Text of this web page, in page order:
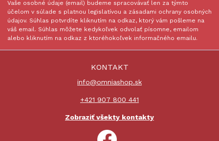
Vaše osobné údaje (email) budeme spracovávať len za týmto
účelom v súlade s platnou legislatívou a zásadami ochrany osobných
údajov. Súhlas potvrdíte kliknutím na odkaz, ktorý vám pošleme na
váš email. Súhlas môžete kedykoľvek odvolať písomne, emailom
alebo kliknutím na odkaz z ktoréhokoľvek informačného emailu.
KONTAKT
info@omniashop.sk
+421 907 800 441
Zobraziť všekty kontakty